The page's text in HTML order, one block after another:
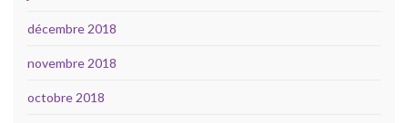
décembre 2018
novembre 2018
octobre 2018